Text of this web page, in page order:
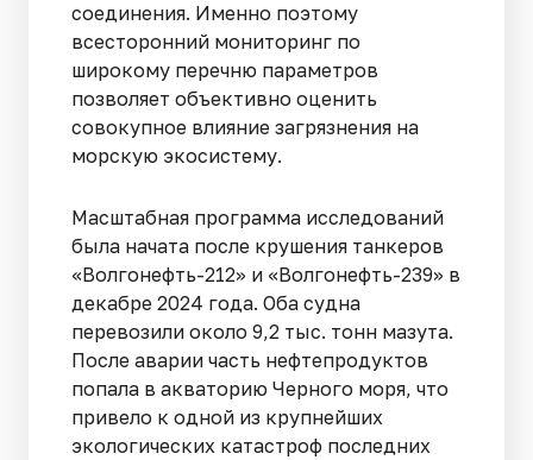
соединения. Именно поэтому
всесторонний мониторинг по
широкому перечню параметров
позволяет объективно оценить
совокупное влияние загрязнения на
морскую экосистему.
Масштабная программа исследований
была начата после крушения танкеров
«Волгонефть-212» и «Волгонефть-239» в
декабре 2024 года. Оба судна
перевозили около 9,2 тыс. тонн мазута.
После аварии часть нефтепродуктов
попала в акваторию Черного моря, что
привело к одной из крупнейших
экологических катастроф последних